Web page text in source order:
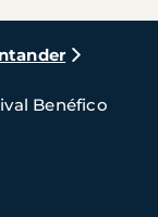
Benéfico